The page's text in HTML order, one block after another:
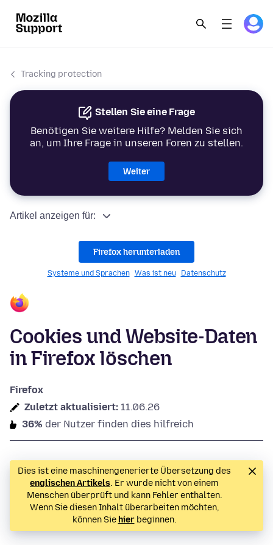
Tracking protection
Stellen Sie eine Frage
Benötigen Sie weitere Hilfe? Melden Sie sich
an, um Ihre Frage in unseren Foren zu stellen.
Weiter
Artikel anzeigen für:
Firefox herunterladen
Systeme und Sprachen Was ist neu Datenschutz
Cookies und Website-Daten
in Firefox löschen
Firefox
Zuletzt aktualisiert: 11.06.26
36% der Nutzer finden dies hilfreich
Dies ist eine maschinengenerierte Übersetzung des
englischen Artikels. Er wurde nicht von einem
Menschen überprüft und kann Fehler enthalten.
Wenn Sie diesen Inhalt überarbeiten möchten,
können Sie hierbeginnen.